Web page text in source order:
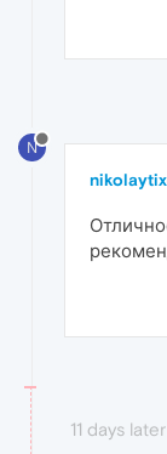
N
11 days later